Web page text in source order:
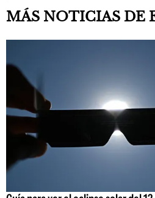
MÁS NOTICIAS DE